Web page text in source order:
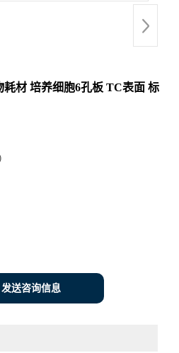
耗材 培养细胞6孔板 TC表面 标
发送咨询信息